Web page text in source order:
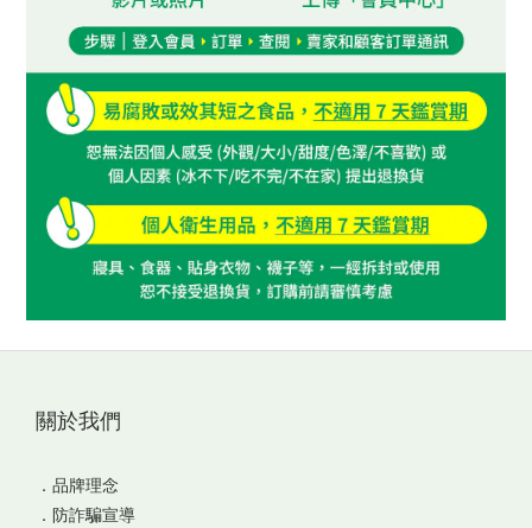
關於我們
． 品牌理念
． 防詐騙宣導